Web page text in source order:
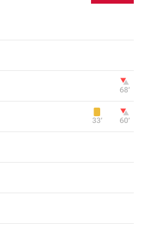
68‎’‎
33‎’‎ 60‎’‎